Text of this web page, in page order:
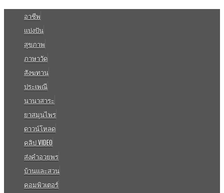
อาชีพ
แบ่งปัน
สุขภาพ
ภาษาวัด
สังฆทาน
ประเพณี
นานาสาระ
ยาสมุนไพร
ดาวน์โหลด
คลิป VIDEO
ส่งคำอวยพร
บ้านและสวน
คอมพิวเตอร์